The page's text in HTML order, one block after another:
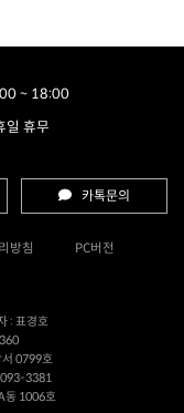
~ 18:00
일 휴무
카톡문의
방침 PC버전
: 표경호
서 0799호
3381
동 1006호